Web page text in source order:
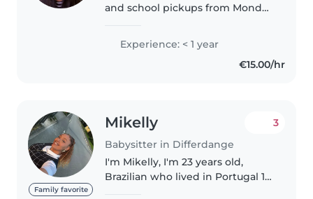
and school pickups from Monday
As a mother of a 13-year-old son, I
have many years of hands-on
Experience: < 1 year
€15.00/hr
Family favorite
Mikelly
Babysitter in Differdange
3
I'm Mikelly, I'm 23 years old,
Brazilian who lived in Portugal 14